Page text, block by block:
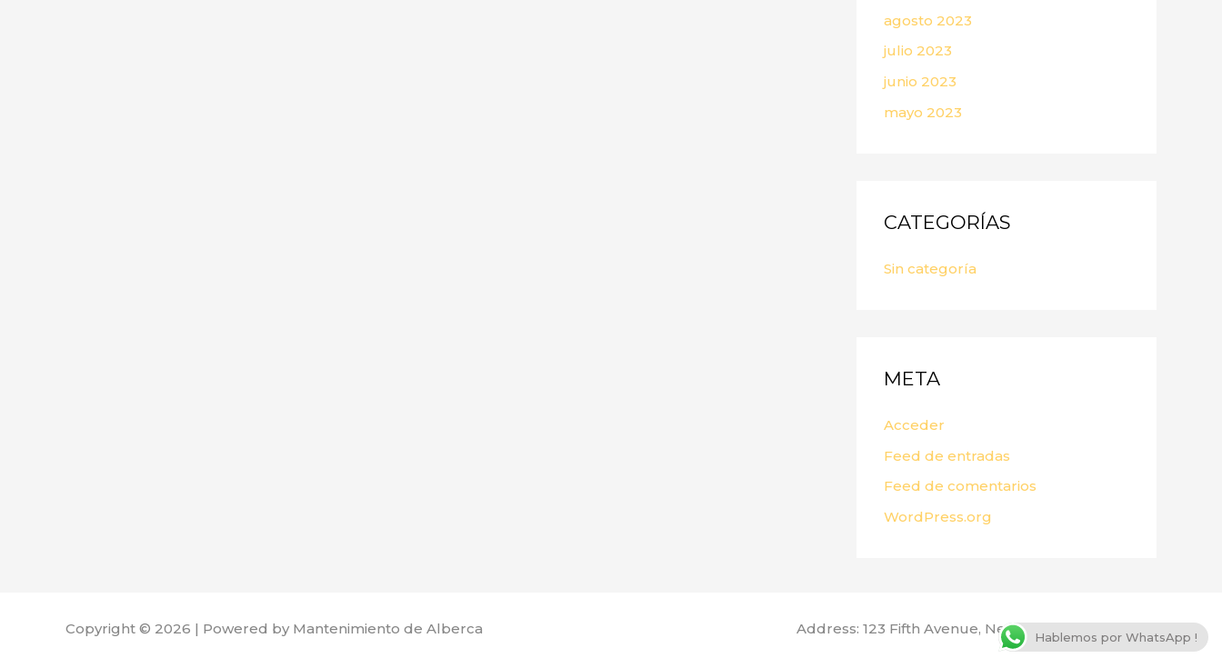
agosto 2023
julio 2023
junio 2023
mayo 2023
CATEGORÍAS
Sin categoría
META
Acceder
Feed de entradas
Feed de comentarios
WordPress.org
Copyright © 2026 | Powered by Mantenimiento de Alberca Address: 123 Fifth Avenue, New York, NY 10160, USA
Hablemos por WhatsApp !